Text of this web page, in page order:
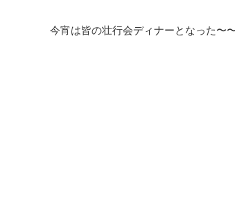
今宵は皆の壮行会ディナーとなった〜